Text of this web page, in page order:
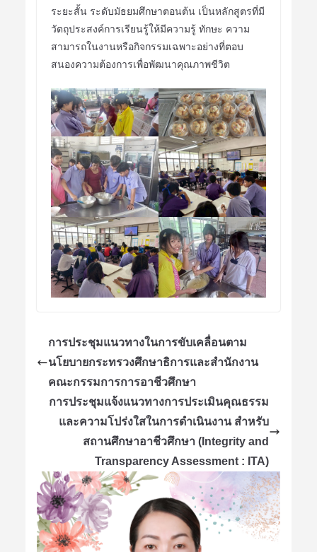
ระยะสั้น ระดับมัธยมศึกษาตอนต้น เป็นหลักสูตรที่มี
วัตถุประสงค์การเรียนรู้ให้มีความรู้ ทักษะ ความ
สามารถในงานหรือกิจกรรมเฉพาะอย่างที่ตอบ
สนองความต้องการเพื่อพัฒนาคุณภาพชีวิต
การประชุมแนวทางในการขับเคลื่อนตาม
นโยบายกระทรวงศึกษาธิการและสำนักงาน
คณะกรรมการการอาชีวศึกษา
การประชุมแจ้งแนวทางการประเมินคุณธรรม
และความโปร่งใสในการดำเนินงาน สำหรับ
สถานศึกษาอาชีวศึกษา (Integrity and
Transparency Assessment : ITA)